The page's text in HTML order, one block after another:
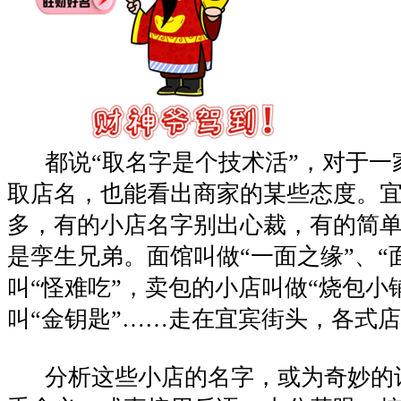
都说“取名字是个技术活”，对于一
取店名，也能看出商家的某些态度。
多，有的小店名字别出心裁，有的简
是孪生兄弟。面馆叫做“一面之缘”、“
叫“怪难吃”，卖包的小店叫做“烧包小
叫“金钥匙”……走在宜宾街头，各式
分析这些小店的名字，或为奇妙的